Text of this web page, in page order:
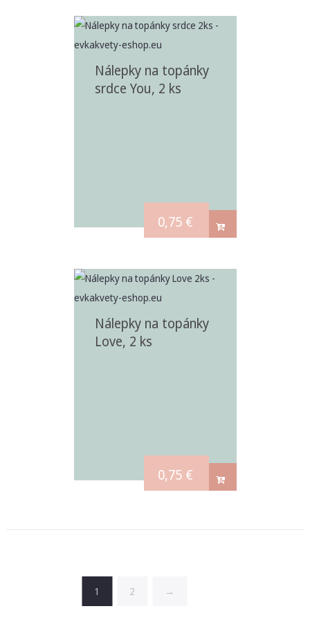
Nálepky na topánky
srdce You, 2 ks
0,75 €
Nálepky na topánky
Love, 2 ks
0,75 €
1 2 →